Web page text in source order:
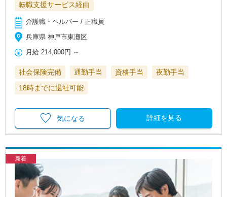
転職支援サービス経由
介護職・ヘルパー / 正職員
兵庫県 神戸市東灘区
月給 214,000円 ～
社会保険完備 通勤手当 資格手当
夜勤手当
18時までに退社可能
詳細を見る
気になる
新着